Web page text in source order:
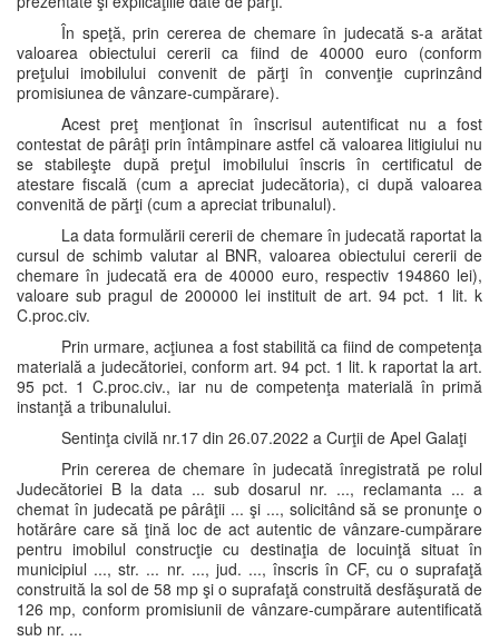
În speţă, prin cererea de chemare în judecată s-a arătat
valoarea obiectului cererii ca fiind de 40000 euro (conform
preţului imobilului convenit de părţi în convenţie cuprinzând
promisiunea de vânzare-cumpărare).
Acest preţ menţionat în înscrisul autentificat nu a fost
contestat de pârâţi prin întâmpinare astfel că valoarea litigiului nu
se stabileşte după preţul imobilului înscris în certificatul de
atestare fiscală (cum a apreciat judecătoria), ci după valoarea
convenită de părţi (cum a apreciat tribunalul).
La data formulării cererii de chemare în judecată raportat la
cursul de schimb valutar al BNR, valoarea obiectului cererii de
chemare în judecată era de 40000 euro, respectiv 194860 lei),
valoare sub pragul de 200000 lei instituit de art. 94 pct. 1 lit. k
C.proc.civ.
Prin urmare, acţiunea a fost stabilită ca fiind de competenţa
materială a judecătoriei, conform art. 94 pct. 1 lit. k raportat la art.
95 pct. 1 C.proc.civ., iar nu de competenţa materială în primă
instanţă a tribunalului.
Sentinţa civilă nr.17 din 26.07.2022 a Curţii de Apel Galaţi
Prin cererea de chemare în judecată înregistrată pe rolul
Judecătoriei B la data ... sub dosarul nr. ..., reclamanta ... a
chemat în judecată pe pârâţii ... şi ..., solicitând să se pronunţe o
hotărâre care să ţină loc de act autentic de vânzare-cumpărare
pentru imobilul construcţie cu destinaţia de locuinţă situat în
municipiul ..., str. ... nr. ..., jud. ..., înscris în CF, cu o suprafaţă
construită la sol de 58 mp şi o suprafaţă construită desfăşurată de
126 mp, conform promisiunii de vânzare-cumpărare autentificată
sub nr. ...